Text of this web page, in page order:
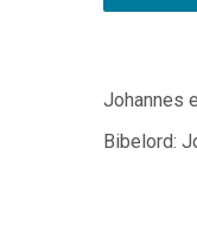
Johannes
Bibelord: